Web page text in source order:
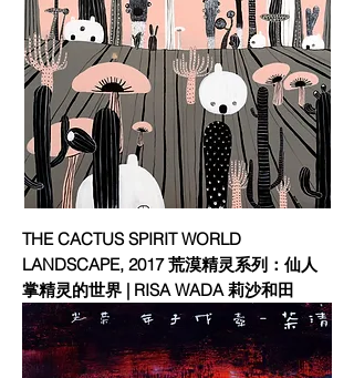
THE CACTUS SPIRIT WORLD
LANDSCAPE, 2017 荒漠精灵系列：仙人
掌精灵的世界 | RISA WADA 莉沙和田